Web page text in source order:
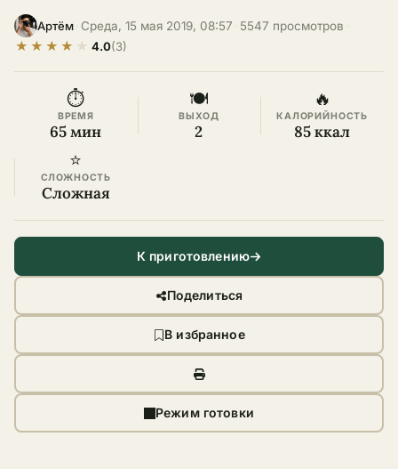
Артём Среда, 15 мая 2019, 08:57 5547 просмотров
★ ★ ★ ★ ★ 4.0(3)
⏱
ВРЕМЯ
65 мин
🍽
ВЫХОД
2
🔥
КАЛОРИЙНОСТЬ
85 ккал
⭐
СЛОЖНОСТЬ
Сложная
К приготовлению
Поделиться
В избранное
Режим готовки